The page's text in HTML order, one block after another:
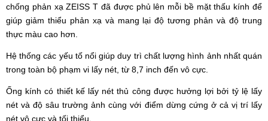
chống phản xạ ZEISS T đã được phủ lên mỗi bề mặt thấu kính để
giúp giảm thiểu phản xạ và mang lại độ tương phản và độ trung
thực màu cao hơn.
Hệ thống các yếu tố nổi giúp duy trì chất lượng hình ảnh nhất quán
trong toàn bộ phạm vi lấy nét, từ 8,7 inch đến vô cực.
Ống kính có thiết kế lấy nét thủ công được hưởng lợi bởi tỷ lệ lấy
nét và độ sâu trường ảnh cùng với điểm dừng cứng ở cả vị trí lấy
nét vô cực và tối thiểu.